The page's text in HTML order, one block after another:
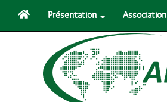
Présentation Association